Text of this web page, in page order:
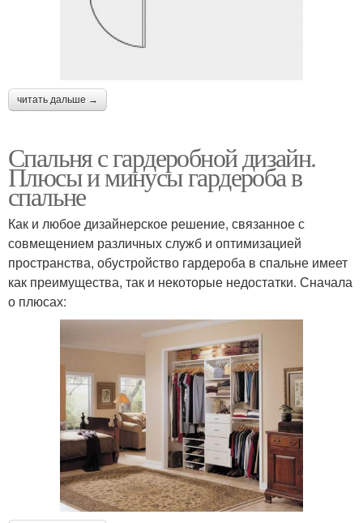
читать дальше →
Спальня с гардеробной дизайн.
Плюсы и минусы гардероба в
спальне
Как и любое дизайнерское решение, связанное с
совмещением различных служб и оптимизацией
пространства, обустройство гардероба в спальне имеет
как преимущества, так и некоторые недостатки. Сначала
о плюсах: